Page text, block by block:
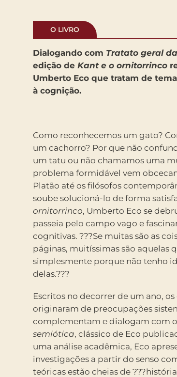
O LIVRO
Dialogando com Tratato geral
edição de Kant e o ornitorrinco
Umberto Eco que tratam de
à cognição.
Como reconhecemos um gato?
um cachorro? Por que não
um tatu ou não chamamos uma
problema formidável vem
Platão até os filósofos
soube solucioná-lo de forma
ornitorrinco, Umberto Eco se
passeia pelo campo vago e
cognitivas. ???Se muitas são as
páginas, muitíssimas são aquelas
simplesmente porque não tenho
delas.???
Escritos no decorrer de um ano,
originaram de preocupações
complementam e dialogam com o
semiótica, clássico de Eco
uma análise acadêmica, Eco
investigações a partir do senso
teóricas estão cheias de